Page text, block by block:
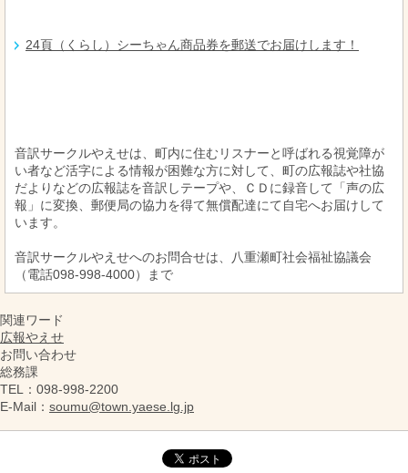
24頁（くらし）シーちゃん商品券を郵送でお届けします！
音訳サークルやえせは、町内に住むリスナーと呼ばれる視覚障が
い者など活字による情報が困難な方に対して、町の広報誌や社協
だよりなどの広報誌を音訳しテープや、ＣＤに録音して「声の広
報」に変換、郵便局の協力を得て無償配達にて自宅へお届けして
います。
音訳サークルやえせへのお問合せは、八重瀬町社会福祉協議会
（電話098-998-4000）まで
関連ワード
広報やえせ
お問い合わせ
総務課
TEL ：098-998-2200
E-Mail ： soumu@town.yaese.lg.jp